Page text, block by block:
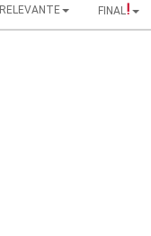
RELEVANTE
FINAL!